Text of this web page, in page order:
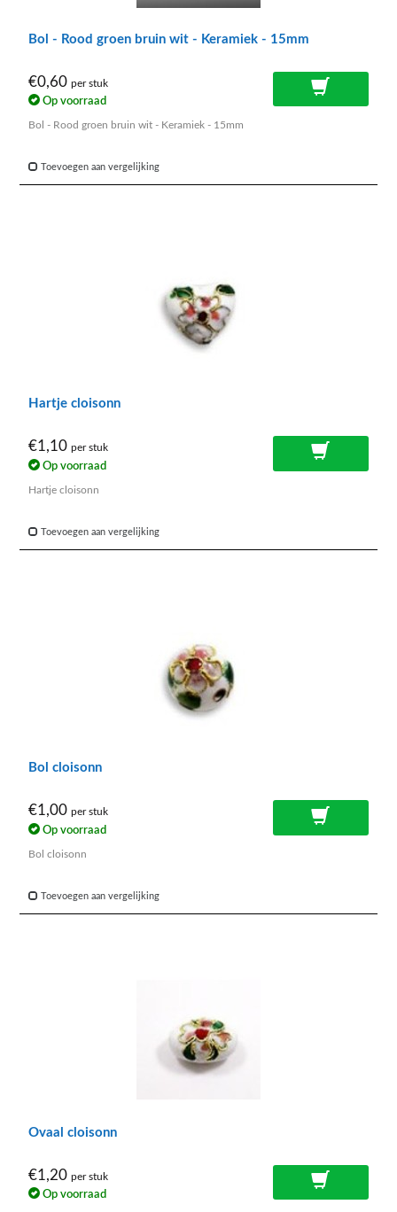
Bol - Rood groen bruin wit - Keramiek - 15mm
€0,60 per stuk
Op voorraad
Bol - Rood groen bruin wit - Keramiek - 15mm
Toevoegen aan vergelijking
Hartje cloisonn
€1,10 per stuk
Op voorraad
Hartje cloisonn
Toevoegen aan vergelijking
Bol cloisonn
€1,00 per stuk
Op voorraad
Bol cloisonn
Toevoegen aan vergelijking
Ovaal cloisonn
€1,20 per stuk
Op voorraad